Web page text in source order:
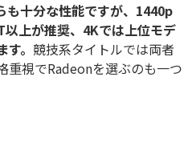
も十分な性能ですが、1440p
以上が推奨、4Kでは上位モデ
。 競技系タイトルでは両者
重視でRadeonを選ぶのも一つ